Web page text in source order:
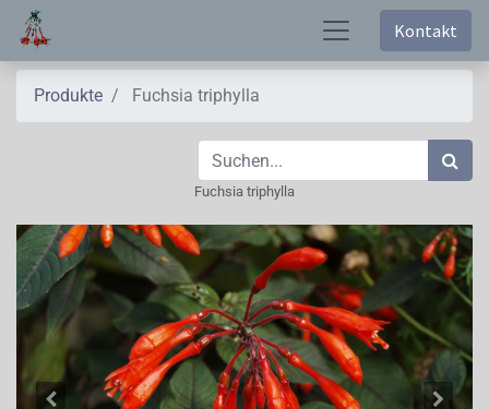
Kontakt
Produkte Fuchsia triphylla
Fuchsia triphylla